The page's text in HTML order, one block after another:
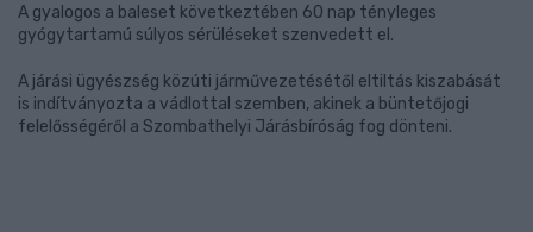
A gyalogos a baleset következtében 60 nap tényleges
gyógytartamú súlyos sérüléseket szenvedett el.
A járási ügyészség közúti járművezetésétől eltiltás kiszabását
is indítványozta a vádlottal szemben, akinek a büntetőjogi
felelősségéről a Szombathelyi Járásbíróság fog dönteni.